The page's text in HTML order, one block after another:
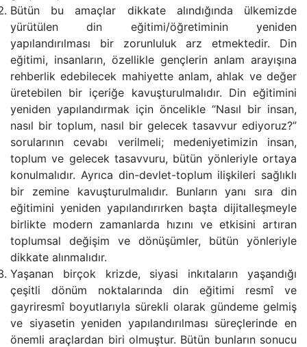
Bütün bu amaçlar dikkate alındığında ülkemizde
yürütülen din eğitimi/öğretiminin yeniden
yapılandırılması bir zorunluluk arz etmektedir. Din
eğitimi, insanların, özellikle gençlerin anlam arayışına
rehberlik edebilecek mahiyette anlam, ahlak ve değer
üretebilen bir içeriğe kavuşturulmalıdır. Din eğitimini
yeniden yapılandırmak için öncelikle “Nasıl bir insan,
nasıl bir toplum, nasıl bir gelecek tasavvur ediyoruz?”
sorularının cevabı verilmeli; medeniyetimizin insan,
toplum ve gelecek tasavvuru, bütün yönleriyle ortaya
konulmalıdır. Ayrıca din-devlet-toplum ilişkileri sağlıklı
bir zemine kavuşturulmalıdır. Bunların yanı sıra din
eğitimini yeniden yapılandırırken başta dijitalleşmeyle
birlikte modern zamanlarda hızını ve etkisini artıran
toplumsal değişim ve dönüşümler, bütün yönleriyle
dikkate alınmalıdır.
Yaşanan birçok krizde, siyasi inkıtaların yaşandığı
çeşitli dönüm noktalarında din eğitimi resmî ve
gayriresmî boyutlarıyla sürekli olarak gündeme gelmiş
ve siyasetin yeniden yapılandırılması süreçlerinde en
önemli araçlardan biri olmuştur. Bütün bunların sonucu